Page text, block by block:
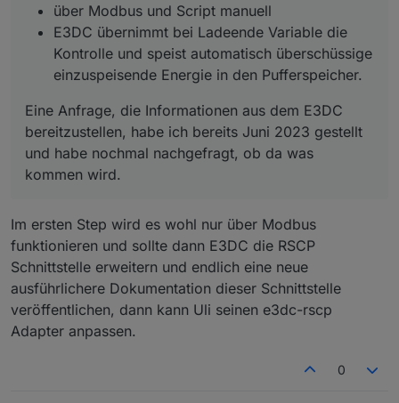
über Modbus und Script manuell
E3DC übernimmt bei Ladeende Variable die
Kontrolle und speist automatisch überschüssige
einzuspeisende Energie in den Pufferspeicher.
Eine Anfrage, die Informationen aus dem E3DC
bereitzustellen, habe ich bereits Juni 2023 gestellt
und habe nochmal nachgefragt, ob da was
kommen wird.
Im ersten Step wird es wohl nur über Modbus
funktionieren und sollte dann E3DC die RSCP
Schnittstelle erweitern und endlich eine neue
ausführlichere Dokumentation dieser Schnittstelle
veröffentlichen, dann kann Uli seinen e3dc-rscp
Adapter anpassen.
0